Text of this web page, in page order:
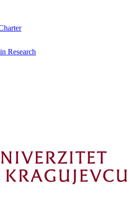
Research